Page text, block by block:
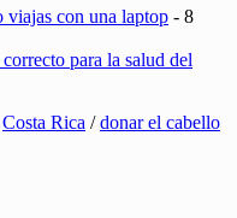
viajas con una laptop - 8
para la salud del
Costa Rica /donar el cabello